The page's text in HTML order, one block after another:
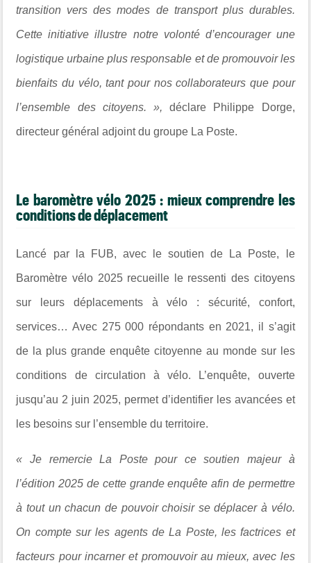
transition vers des modes de transport plus durables.
Cette initiative illustre notre volonté d’encourager une
logistique urbaine plus responsable et de promouvoir les
bienfaits du vélo, tant pour nos collaborateurs que pour
l’ensemble des citoyens. », déclare Philippe Dorge,
directeur général adjoint du groupe La Poste.
Le baromètre vélo 2025 : mieux comprendre les
conditions de déplacement
Lancé par la FUB, avec le soutien de La Poste, le
Baromètre vélo 2025 recueille le ressenti des citoyens
sur leurs déplacements à vélo : sécurité, confort,
services… Avec 275 000 répondants en 2021, il s’agit
de la plus grande enquête citoyenne au monde sur les
conditions de circulation à vélo. L’enquête, ouverte
jusqu’au 2 juin 2025, permet d’identifier les avancées et
les besoins sur l’ensemble du territoire.
«Je remercieLa Poste pour ce soutien majeur à
l’édition 2025 de cette grande enquête afin de permettre
à tout un chacun de pouvoir choisir se déplacer à vélo.
On compte sur les agents de La Poste, les factrices et
facteurs pour incarner et promouvoir au mieux, avec les